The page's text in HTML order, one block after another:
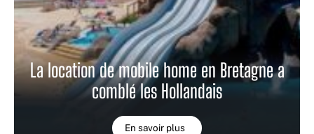
La location de mobile home en Bretagne a
comblé les Hollandais
En savoir plus